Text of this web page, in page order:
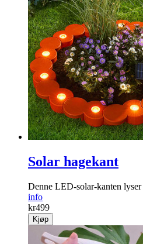
Solar hagekant
Denne LED-solar-kanten
info
kr499
Kjøp